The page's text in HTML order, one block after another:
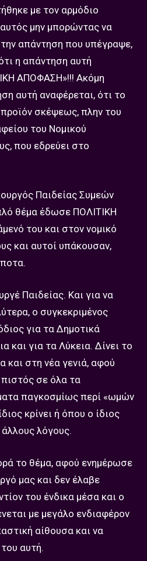
με τον αρμόδιο
μην μπορώντας να
την απάντηση που υπέγραψε,
η απάντηση αυτή
ΑΠΟΦΑΣΗ»!!! Ακόμη
αυτή αναφέρεται, ότι το
προϊόν σκέψεως, πλην του
του Νομικού
που εδρεύει στο
Παιδείας Συμεών
θέμα έδωσε ΠΟΛΙΤΙΚΗ
του και στον νομικό
και αυτοί υπάκουσαν,
Παιδείας. Και για να
ο συγκεκριμένος
για τα Δημοτικά
και για τα Λύκεια. Δίνει το
και στη νέα γενιά, αφού
σε όλα τα
παγκοσμίως περί «ωμών
κρίνει ή όπου ο ίδιος
άλλους λόγους.
το θέμα, αφού ενημέρωσε
μας και δεν έλαβε
του ένδικα μέσα και ο
με μεγάλο ενδιαφέρον
αίθουσα και να
αυτή.